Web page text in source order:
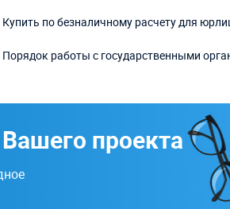
Купить по безналичному расчету для
Порядок работы с государственными
проекта